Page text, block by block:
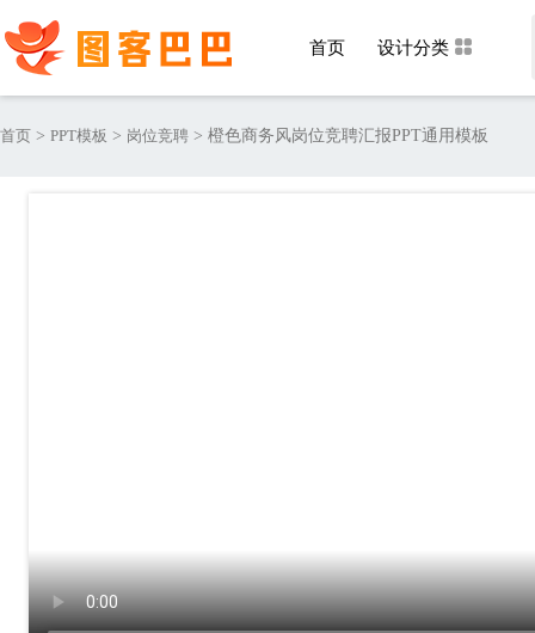
首页 设计分类
首页 > PPT模板 > 岗位竞聘 > 橙色商务风岗位竞聘汇报PPT通用模板